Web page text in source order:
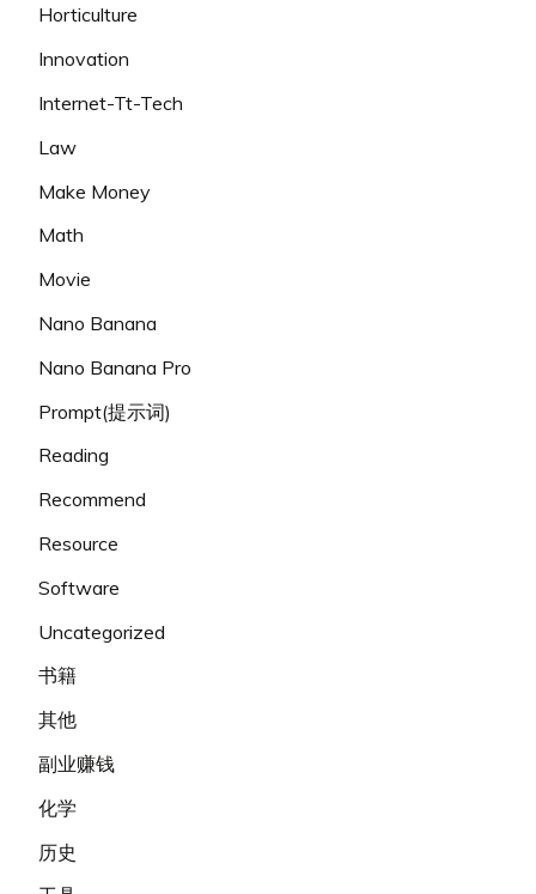
Horticulture
Innovation
Internet-Tt-Tech
Law
Make Money
Math
Movie
Nano Banana
Nano Banana Pro
Prompt(提示词)
Reading
Recommend
Resource
Software
Uncategorized
书籍
其他
副业赚钱
化学
历史